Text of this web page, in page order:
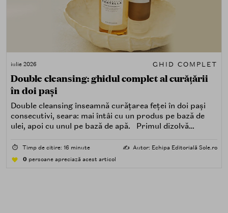
iulie 2026 GHID COMPLET
Double cleansing: ghidul complet al curățării
în doi pași
Double cleansing înseamnă curățarea feței în doi pași
consecutivi, seara: mai întâi cu un produs pe bază de
ulei, apoi cu unul pe bază de apă. Primul dizolvă
poluare. Al doilea îndepărtează impuritățile solubile în
⏱️ Timp de citire: 16 minute ✍️ Autor: Echipa Editorială Sole.ro
0 persoane apreciază acest articol